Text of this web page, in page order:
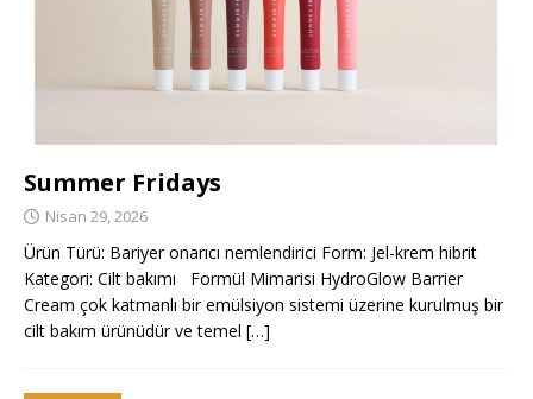
Summer Fridays
Nisan 29, 2026
Ürün Türü: Bariyer onarıcı nemlendirici Form: Jel-krem hibrit
Kategori: Cilt bakımı Formül Mimarisi HydroGlow Barrier
Cream çok katmanlı bir emülsiyon sistemi üzerine kurulmuş bir
cilt bakım ürünüdür ve temel […]